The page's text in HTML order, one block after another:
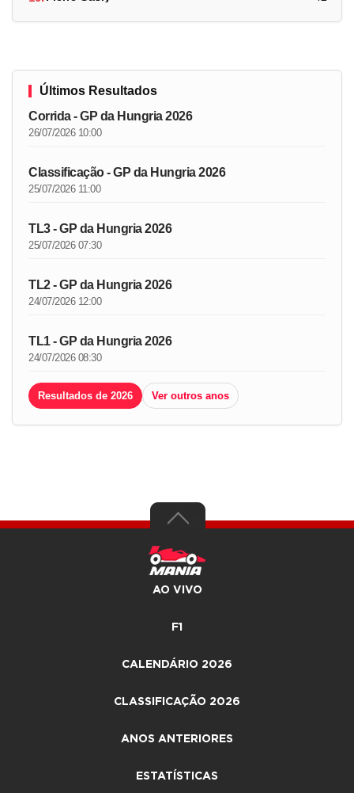
Últimos Resultados
Corrida - GP da Hungria 2026
26/07/2026 10:00
Classificação - GP da Hungria 2026
25/07/2026 11:00
TL3 - GP da Hungria 2026
25/07/2026 07:30
TL2 - GP da Hungria 2026
24/07/2026 12:00
TL1 - GP da Hungria 2026
24/07/2026 08:30
Resultados de 2026 Ver outros anos
AO VIVO
F1
CALENDÁRIO 2026
CLASSIFICAÇÃO 2026
ANOS ANTERIORES
ESTATÍSTICAS